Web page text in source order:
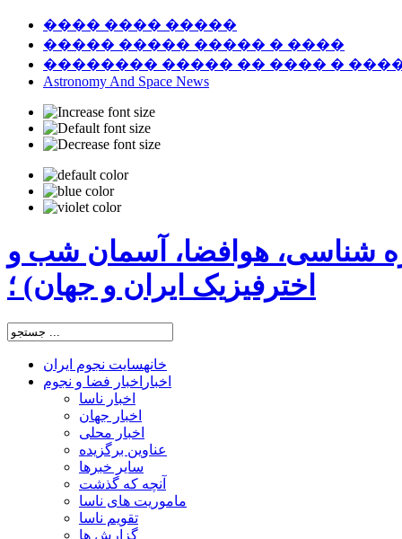
���� ���� �����
����� ����� ����� � ����
�������� ����� �� ���� �
Astronomy And Space News
شناسی، هوافضا، آسمان شب و
اخترفیزیک ایران و جهان) ؛
خانهسایت نجوم ایران
اخبار اخبار فضا و نجوم
اخبار ناسا
اخبار جهان
اخبار محلی
عناوین برگزیده
سایر خبرها
آنچه که گذشت
ماموریت های ناسا
تقویم ناسا
گزارش ها